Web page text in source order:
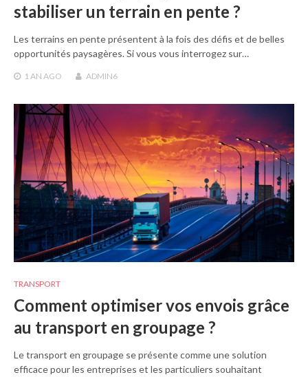
stabiliser un terrain en pente ?
Les terrains en pente présentent à la fois des défis et de belles
opportunités paysagères. Si vous vous interrogez sur…
1 AN AGO ADMIN6
TRANSPORT
Comment optimiser vos envois grâce
au transport en groupage ?
Le transport en groupage se présente comme une solution
efficace pour les entreprises et les particuliers souhaitant